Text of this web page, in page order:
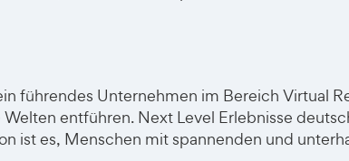
führendes Unternehmen im Bereich Virtual
entführen. Next Level Erlebnisse
ist es, Menschen mit spannenden und